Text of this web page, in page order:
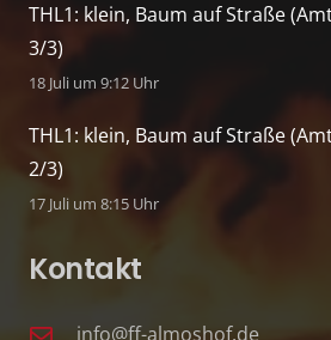
THL1: klein, Baum auf Straße
3/3)
18 Juli um 9:12 Uhr
THL1: klein, Baum auf Straße
2/3)
17 Juli um 8:15 Uhr
Kontakt
info@ff-almoshof.de